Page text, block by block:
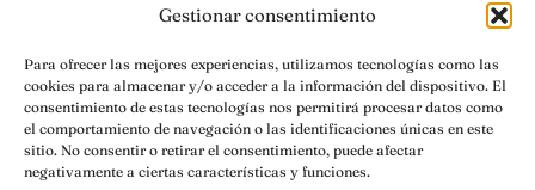
Gestionar consentimiento
Para ofrecer las mejores experiencias, utilizamos tecnologías como las
cookies para almacenar y/o acceder a la información del dispositivo. El
consentimiento de estas tecnologías nos permitirá procesar datos como
el comportamiento de navegación o las identificaciones únicas en este
sitio. No consentir o retirar el consentimiento, puede afectar
negativamente a ciertas características y funciones.
re:Invéntate / PowerSkills
MENTOR360
HABLAMOS
Contacto y consultas →